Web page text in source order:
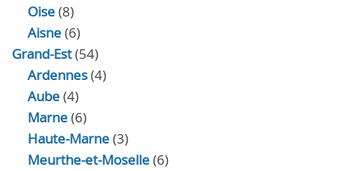
Oise(8)
Aisne(6)
Grand-Est(54)
Ardennes(4)
Aube(4)
Marne(6)
Haute-Marne(3)
Meurthe-et-Moselle(6)